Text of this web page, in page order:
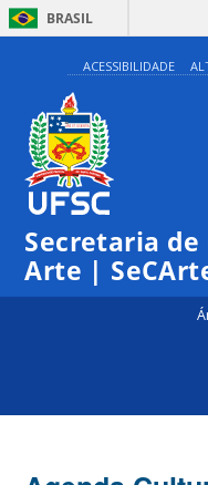
BRASIL
ACESSIBILIDADE
Secretaria
Arte |
0:00
1:00